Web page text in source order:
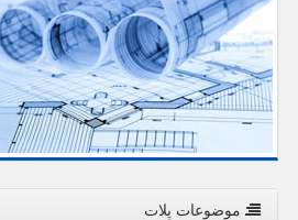
موضوعات پلات